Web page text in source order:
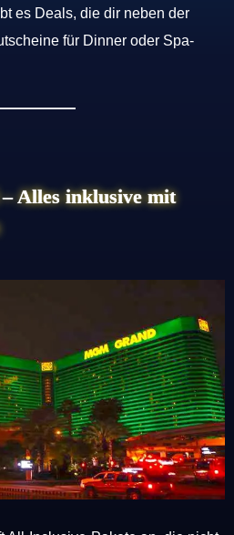
es Deals, die dir neben der
für Dinner oder Spa-
Alles inklusive mit